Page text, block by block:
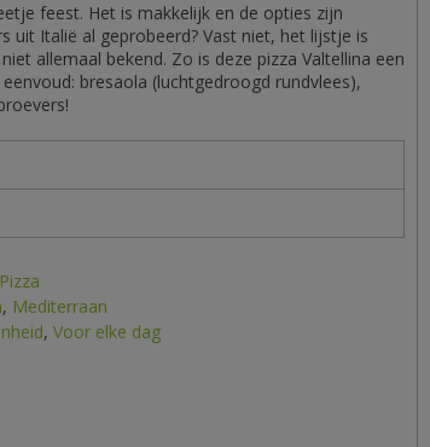
feest. Het is makkelijk en de opties zijn
uit Italië al geprobeerd? Vast niet, het lijstje is
allemaal bekend. Zo is deze pizza Valtellina een
bresaola (luchtgedroogd rundvlees),
Pizza
, Mediterraan
, Voor elke dag